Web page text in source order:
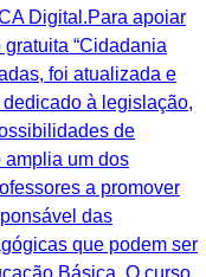
Digital.Para apoiar
“Cidadania
foi atualizada e
à legislação,
de
amplia um dos
a promover
das
que podem ser
Básica. O curso